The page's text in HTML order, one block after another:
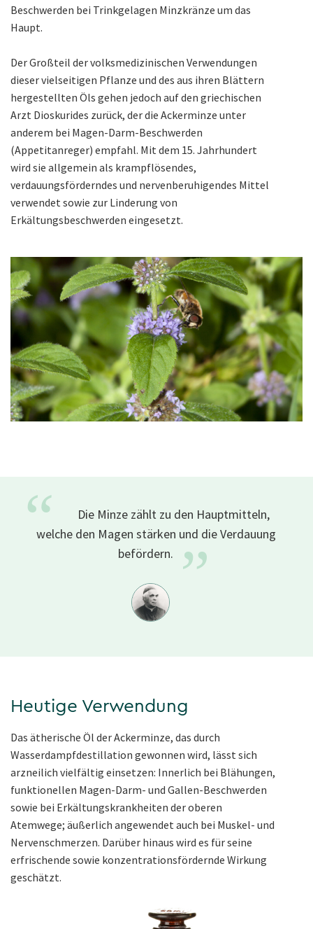
Beschwerden bei Trinkgelagen Minzkränze um das
Haupt.
Der Großteil der volksmedizinischen Verwendungen
dieser vielseitigen Pflanze und des aus ihren Blättern
hergestellten Öls gehen jedoch auf den griechischen
Arzt Dioskurides zurück, der die Ackerminze unter
anderem bei Magen-Darm-Beschwerden
(Appetitanreger) empfahl. Mit dem 15. Jahrhundert
wird sie allgemein als krampflösendes,
verdauungsförderndes und nervenberuhigendes Mittel
verwendet sowie zur Linderung von
Erkältungsbeschwerden eingesetzt.
“
Die Minze zählt zu den Hauptmitteln,
welche den Magen stärken und die Verdauung
befördern.
”
Heutige Verwendung
Das ätherische Öl der Ackerminze, das durch
Wasserdampfdestillation gewonnen wird, lässt sich
arzneilich vielfältig einsetzen: Innerlich bei Blähungen,
funktionellen Magen-Darm- und Gallen-Beschwerden
sowie bei Erkältungskrankheiten der oberen
Atemwege; äußerlich angewendet auch bei Muskel- und
Nervenschmerzen. Darüber hinaus wird es für seine
erfrischende sowie konzentrationsfördernde Wirkung
geschätzt.